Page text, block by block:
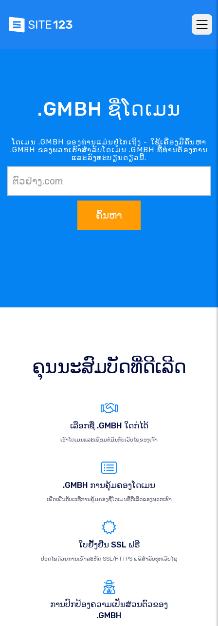
.GMBH ຊື່ໂດເມນ
ໂດເມນ .GMBH ຂອງທ່ານແມ່ນຢູ່ໄກເຖິງ - ໃຊ້ເຄື່ອງມືຄົ້ນຫາ
.GMBH ຂອງພວກເຮົາສຳລັບໂດເມນ .GMBH ທີ່ທ່ານຕ້ອງການ
ແລະລົງທະບຽນດຽວນີ້.
ຄົ້ນຫາ
ຄຸນນະສົມບັດທີ່ດີເລີດ
ເລືອກຊື່ .GMBH ໃດກໍໄດ້
ເອົາໂດເມນແລະເຊື່ອມຕໍ່ມັນກັບເວັບໄຊຂອງເຈົ້າ
.GMBH ການຄຸ້ມຄອງໂດເມນ
ເພີດເພີນກັບເວທີການຄຸ້ມຄອງຊື່ໂດເມນທີ່ດີເລີດຂອງພວກເຮົາ
ໃບຢັ້ງຢືນ SSL ຟຣີ
ປອດໄພດ້ວຍການເຂົ້າລະຫັດ SSL/HTTPS ຟຣີສຳລັບທຸກເວັບໄຊ
ການປົກປ້ອງຄວາມເປັນສ່ວນຕົວຂອງ
.GMBH